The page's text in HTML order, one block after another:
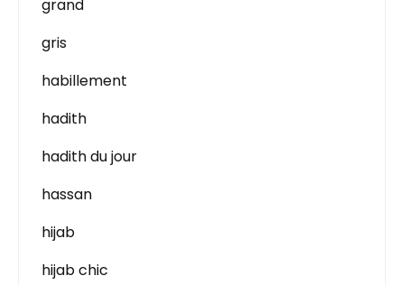
grand
gris
habillement
hadith
hadith du jour
hassan
hijab
hijab chic